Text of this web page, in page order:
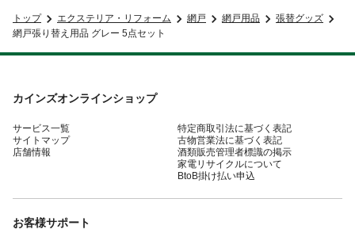
トップ エクステリア・リフォーム 網戸 網戸用品
張替グッズ
網戸張り替え用品 グレー 5点セット
カインズオンラインショップ
サービス一覧
サイトマップ
店舗情報
特定商取引法に基づく表記
古物営業法に基づく表記
酒類販売管理者標識の掲示
家電リサイクルについて
BtoB掛け払い申込
お客様サポート